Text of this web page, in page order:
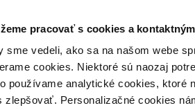
pracovať s cookies a
sme vedeli, ako sa na našom webe
cookies. Niektoré sú naozaj
používame analytické cookies, ktoré
zlepšovať. Personalizačné cookies
Kontakt